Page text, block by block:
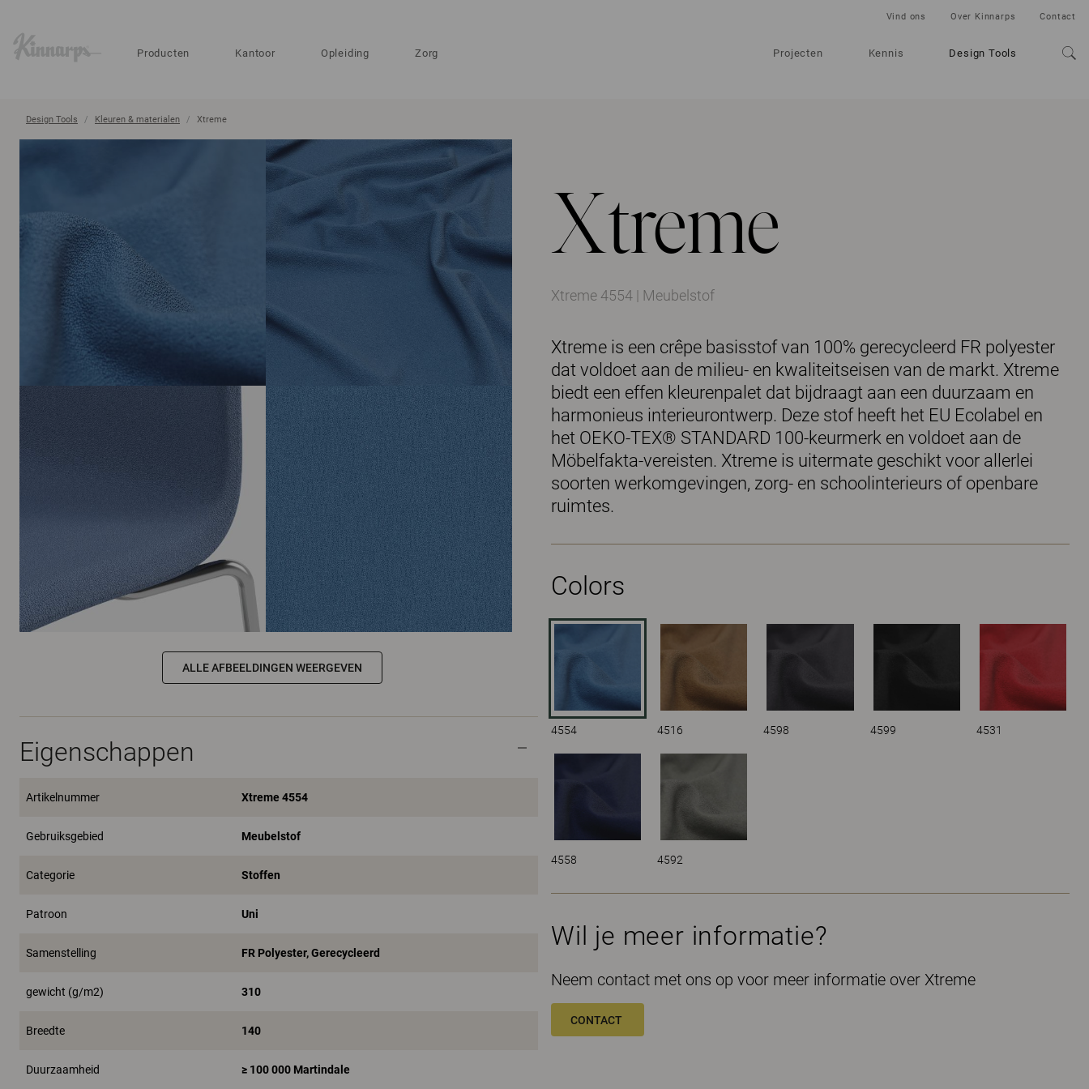
Producten Kantoor Opleiding Zorg Projecten Kennis Design Tools
Vind ons Over Kinnarps Contact
Design Tools Kleuren & materialen Xtreme
Xtreme
Xtreme 4554 | Meubelstof
Xtreme is een crêpe basisstof van 100% gerecycleerd FR polyester
dat voldoet aan de milieu- en kwaliteitseisen van de markt. Xtreme
biedt een effen kleurenpalet dat bijdraagt aan een duurzaam en
harmonieus interieurontwerp. Deze stof heeft het EU Ecolabel en
het OEKO-TEX® STANDARD 100-keurmerk en voldoet aan de
Möbelfakta-vereisten. Xtreme is uitermate geschikt voor allerlei
soorten werkomgevingen, zorg- en schoolinterieurs of openbare
ruimtes.
Colors
4554 4516 4598 4599 4531
4558 4592
Wil je meer informatie?
Neem contact met ons op voor meer informatie over Xtreme
CONTACT
ALLE AFBEELDINGEN WEERGEVEN
Eigenschappen
Artikelnummer Xtreme 4554
Gebruiksgebied Meubelstof
Categorie Stoffen
Patroon Uni
Samenstelling FR Polyester, Gerecycleerd
gewicht (g/m2) 310
Breedte 140
Duurzaamheid ≥ 100 000 Martindale